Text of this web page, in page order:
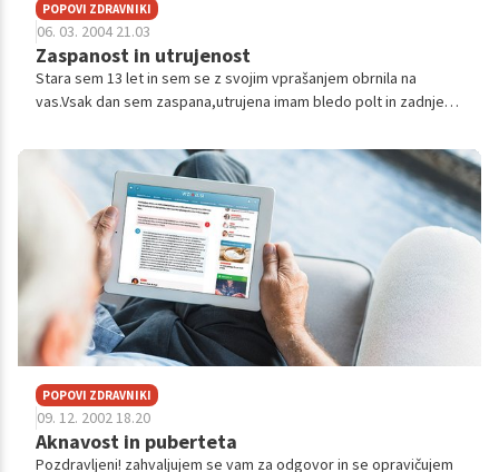
POPOVI ZDRAVNIKI
06. 03. 2004 21.03
Zaspanost in utrujenost
Stara sem 13 let in sem se z svojim vprašanjem obrnila na
vas.Vsak dan sem zaspana,utrujena imam bledo polt in zadnje
ali kaj drugega?h...
POPOVI ZDRAVNIKI
09. 12. 2002 18.20
Aknavost in puberteta
Pozdravljeni! zahvaljujem se vam za odgovor in se opravičujem